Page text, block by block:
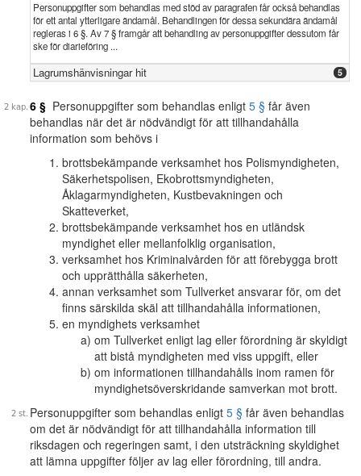
Personuppgifter som behandlas med stöd av paragrafen får också behandlas
för ett antal ytterligare ändamål. Behandlingen för dessa sekundära ändamål
regleras i 6 §. Av 7 § framgår att behandling av personuppgifter dessutom får
ske för diarieföring ...
Lagrumshänvisningar hit 5
6 § Personuppgifter som behandlas enligt 5 § får även
behandlas när det är nödvändigt för att tillhandahålla
information som behövs i
brottsbekämpande verksamhet hos Polismyndigheten,
Säkerhetspolisen, Ekobrottsmyndigheten,
Åklagarmyndigheten, Kustbevakningen och
Skatteverket,
brottsbekämpande verksamhet hos en utländsk
myndighet eller mellanfolklig organisation,
verksamhet hos Kriminalvården för att förebygga brott
och upprätthålla säkerheten,
annan verksamhet som Tullverket ansvarar för, om det
finns särskilda skäl att tillhandahålla informationen,
en myndighets verksamhet
om Tullverket enligt lag eller förordning är skyldigt
att bistå myndigheten med viss uppgift, eller
om informationen tillhandahålls inom ramen för
myndighetsöverskridande samverkan mot brott.
Personuppgifter som behandlas enligt 5 § får även behandlas
om det är nödvändigt för att tillhandahålla information till
riksdagen och regeringen samt, i den utsträckning skyldighet
att lämna uppgifter följer av lag eller förordning, till andra.